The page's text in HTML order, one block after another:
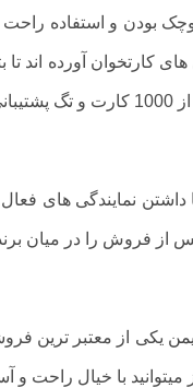
بودن و استفاده
کارتخوان آورده اند
داشتن نمایندگی های
از فروش را در میان برند
یکی از معتبر ترین
میتوانید با خیال راحت